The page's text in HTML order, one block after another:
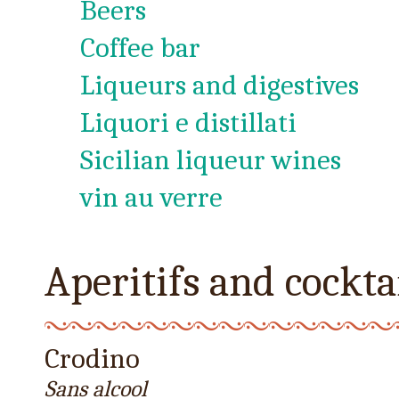
Beers
Coffee bar
Liqueurs and digestives
Liquori e distillati
Sicilian liqueur wines
vin au verre
Aperitifs and
Crodino
Sans alcool